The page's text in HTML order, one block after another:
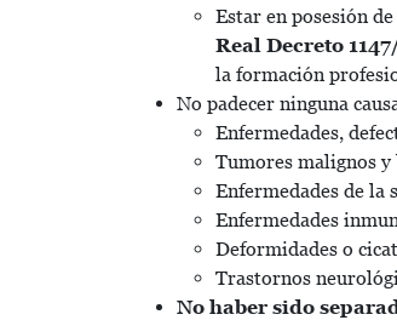
Estar en posesión
Real Decreto
la formación
No padecer ninguna
Enfermedades,
Tumores malignos y
Enfermedades de la
Enfermedades
Deformidades o
Trastornos
No haber sido